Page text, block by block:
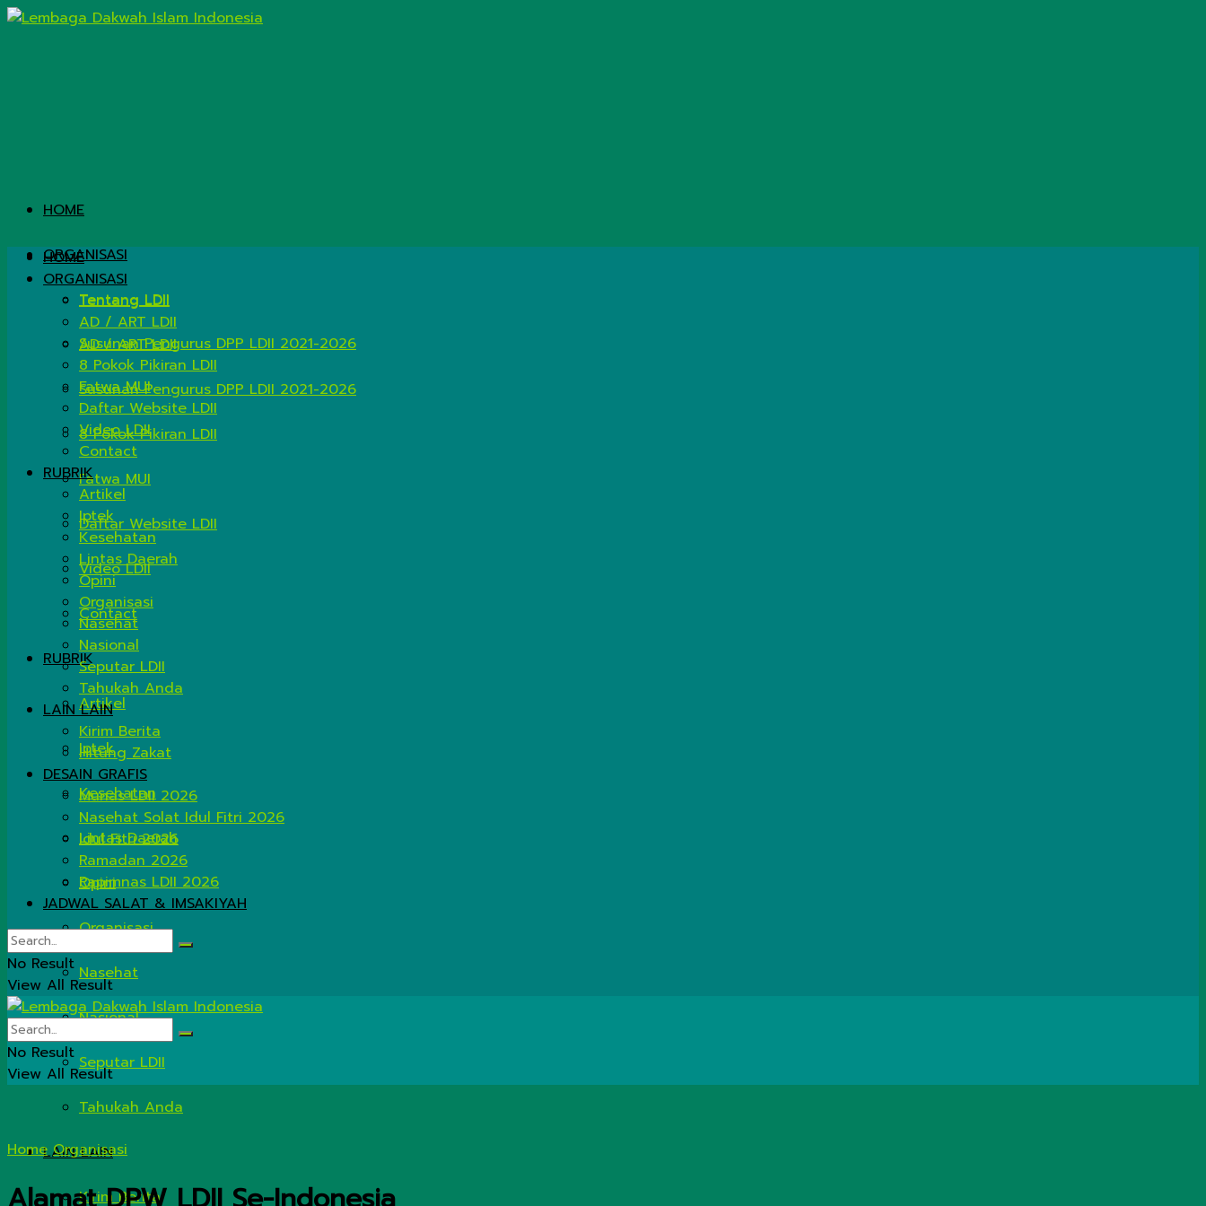
HOME
ORGANISASI
Tentang LDII
AD / ART LDII
Susunan Pengurus DPP LDII 2021-2026
8 Pokok Pikiran LDII
Fatwa MUI
Daftar Website LDII
Video LDII
Contact
RUBRIK
Artikel
Iptek
Kesehatan
Lintas Daerah
Opini
Organisasi
Nasehat
Nasional
Seputar LDII
Tahukah Anda
LAIN LAIN
Kirim Berita
HOME
ORGANISASI
Tentang LDII
AD / ART LDII
Susunan Pengurus DPP LDII 2021-2026
8 Pokok Pikiran LDII
Fatwa MUI
Daftar Website LDII
Video LDII
Contact
RUBRIK
Artikel
Iptek
Kesehatan
Lintas Daerah
Opini
Organisasi
Nasehat
Nasional
Seputar LDII
Tahukah Anda
LAIN LAIN
Kirim Berita
Hitung Zakat
DESAIN GRAFIS
Munas LDII 2026
Nasehat Solat Idul Fitri 2026
Idul Fitri 2026
Ramadan 2026
Rapimnas LDII 2026
JADWAL SALAT & IMSAKIYAH
No Result
View All Result
No Result
View All Result
Home Organisasi